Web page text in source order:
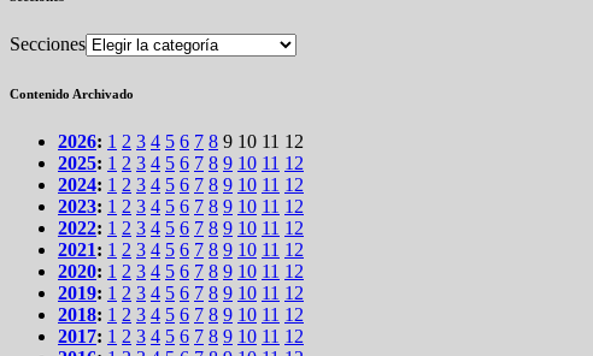
Secciones
Contenido Archivado
2026: 1 2 3 4 5 6 7 8 9 10 11 12
2025: 1 2 3 4 5 6 7 8 9 10 11 12
2024: 1 2 3 4 5 6 7 8 9 10 11 12
2023: 1 2 3 4 5 6 7 8 9 10 11 12
2022: 1 2 3 4 5 6 7 8 9 10 11 12
2021: 1 2 3 4 5 6 7 8 9 10 11 12
2020: 1 2 3 4 5 6 7 8 9 10 11 12
2019: 1 2 3 4 5 6 7 8 9 10 11 12
2018: 1 2 3 4 5 6 7 8 9 10 11 12
2017: 1 2 3 4 5 6 7 8 9 10 11 12